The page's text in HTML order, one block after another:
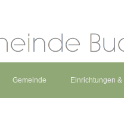
Gemeinde Einrichtungen &